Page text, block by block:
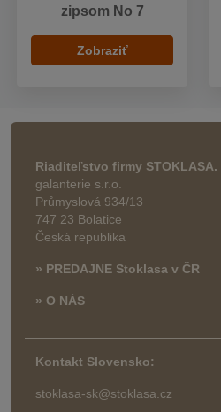
zipsom No 7
Zobraziť
Riaditeľstvo firmy STOKLASA.
galanterie s.r.o.
Průmyslová 934/13
747 23 Bolatice
Česká republika
» PREDAJNE Stoklasa v ČR
» O NÁS
Kontakt Slovensko:
stoklasa-sk@stoklasa.cz